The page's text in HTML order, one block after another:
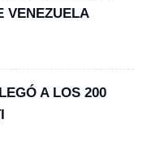
VENEZUELA
A LOS 200